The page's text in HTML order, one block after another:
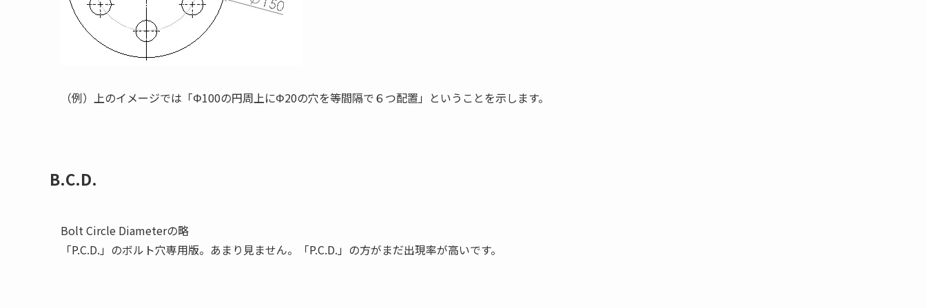
（例）上のイメージでは「Φ100の円周上にΦ20の穴を等間隔で６つ配置」ということを示します。
B.C.D.
Bolt Circle Diameterの略
「P.C.D.」のボルト穴専用版。あまり見ません。「P.C.D.」の方がまだ出現率が高いです。